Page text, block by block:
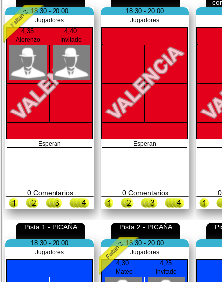
18:30 - 20:00
Jugadores
4,35
Alorenzo
4,40
Invitado
Esperan
0Comentarios
18:30 - 20:00
Jugadores
Esperan
0Comentarios 0
Pista 1 - PICAÑA
18:30 - 20:00
Jugadores
Pista 2 - PICAÑA
18:30 - 20:00
Jugadores
4,30
-Mateo
4,25
Invitado